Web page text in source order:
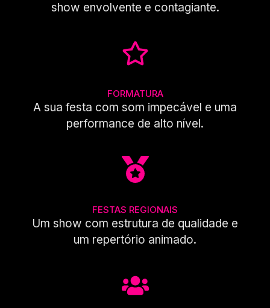
show envolvente e contagiante.
FORMATURA
A sua festa com som impecável e uma
performance de alto nível.
FESTAS REGIONAIS
Um show com estrutura de qualidade e
um repertório animado.